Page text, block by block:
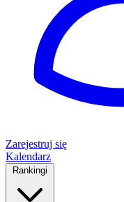
Zarejestruj się
Kalendarz
Rankingi